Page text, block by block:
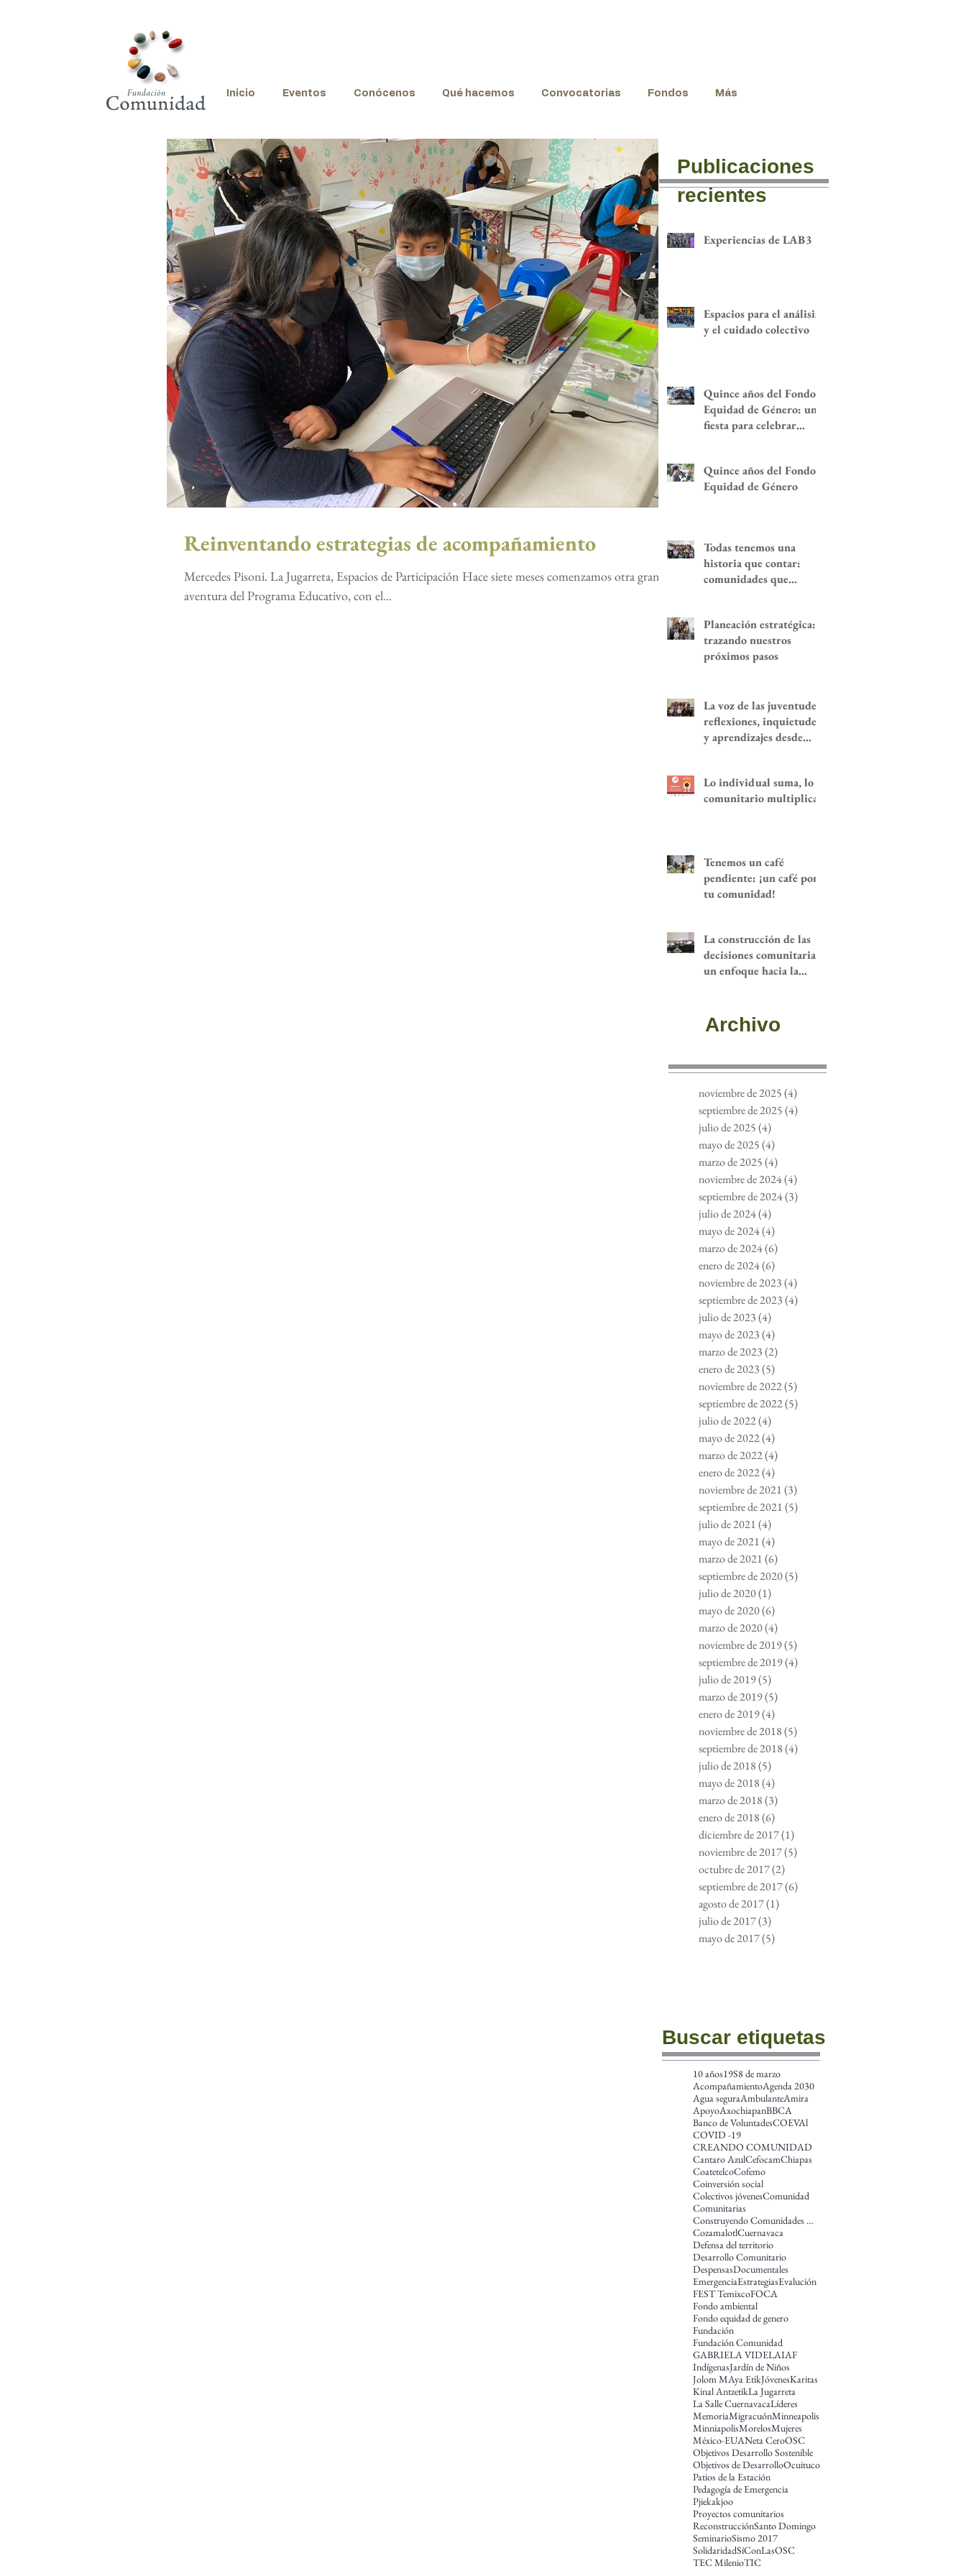
Inicio Eventos Conócenos Qué hacemos Convocatorias Fondos Más
Reinventando estrategias de acompañamiento
Mercedes Pisoni. La Jugarreta, Espacios de Participación Hace siete meses comenzamos otra gran
aventura del Programa Educativo, con el...
Publicaciones
recientes
Experiencias de LAB3
Espacios para el análisis
y el cuidado colectivo
Quince años del Fondo
Equidad de Género: una
fiesta para celebrar
mujeres y alternativas
económicas
Quince años del Fondo
Equidad de Género
Todas tenemos una
historia que contar:
comunidades que
Planeación estratégica:
trazando nuestros
próximos pasos
La voz de las juventudes:
reflexiones, inquietudes
y aprendizajes desde
Lo individual suma, lo
comunitario multiplica
Tenemos un café
pendiente: ¡un café por
tu comunidad!
La construcción de las
decisiones comunitarias,
un enfoque hacia la
Archivo
noviembre de 2025(4)
septiembre de 2025(4)
julio de 2025(4)
mayo de 2025(4)
marzo de 2025(4)
noviembre de 2024(4)
septiembre de 2024(3)
julio de 2024(4)
mayo de 2024(4)
marzo de 2024(6)
enero de 2024(6)
noviembre de 2023(4)
septiembre de 2023(4)
julio de 2023(4)
mayo de 2023(4)
marzo de 2023(2)
enero de 2023(5)
noviembre de 2022(5)
septiembre de 2022(5)
julio de 2022(4)
mayo de 2022(4)
marzo de 2022(4)
enero de 2022(4)
noviembre de 2021(3)
septiembre de 2021(5)
julio de 2021(4)
mayo de 2021(4)
marzo de 2021(6)
septiembre de 2020(5)
julio de 2020(1)
mayo de 2020(6)
marzo de 2020(4)
noviembre de 2019(5)
septiembre de 2019(4)
julio de 2019(5)
marzo de 2019(5)
enero de 2019(4)
noviembre de 2018(5)
septiembre de 2018(4)
julio de 2018(5)
mayo de 2018(4)
marzo de 2018(3)
enero de 2018(6)
diciembre de 2017(1)
noviembre de 2017(5)
octubre de 2017(2)
septiembre de 2017(6)
agosto de 2017(1)
julio de 2017(3)
mayo de 2017(5)
Buscar etiquetas
10 años19S8 de marzo
AcompañamientoAgenda 2030
Agua seguraAmbulanteAmira
ApoyoAxochiapanBBCA
Banco de VoluntadesCOEVAl
COVID -19
CREANDO COMUNIDAD
Cantaro AzulCefocamChiapas
CoatetelcoCofemo
Coinversión social
Colectivos jóvenesComunidad
Comunitarias
Construyendo Comunidades más amplias en las Améric
CozamalotlCuernavaca
Defensa del territorio
Desarrollo Comunitario
DespensasDocumentales
EmergenciaEstrategiasEvalución
FEST TemixcoFOCA
Fondo ambiental
Fondo equidad de genero
Fundación
Fundación Comunidad
GABRIELA VIDELAIAF
IndígenasJardín de Niños
Jolom MAya EtikJóvenesKaritas
Kinal AntzetikLa Jugarreta
La Salle CuernavacaLíderes
MemoriaMigracuónMinneapolis
MinniapolisMorelosMujeres
México-EUANeta CeroOSC
Objetivos Desarrollo Sostenible
Objetivos de DesarrolloOcuituco
Patios de la Estación
Pedagogía de Emergencia
Pjiekakjoo
Proyectos comunitarios
ReconstrucciónSanto Domingo
SeminarioSismo 2017
SolidaridadSíConLasOSC
TEC MilenioTIC